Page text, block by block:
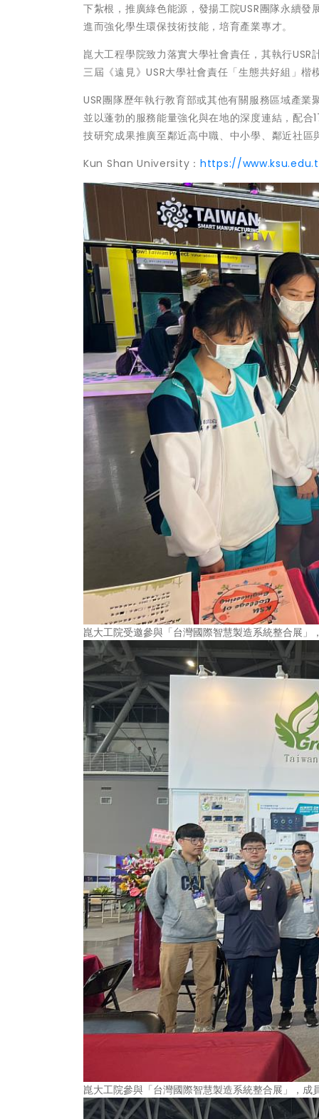
下紮根，推廣綠色能源，發揚工院USR團隊永續
進而強化學生環保技術技能，培育產業專才。
崑大工程學院致力落實大學社會責任，其執行
三屆《遠見》USR大學社會責任「生態共好組」
USR團隊歷年執行教育部或其他有關服務區域產
並以蓬勃的服務能量強化與在地的深度連結，配
技研究成果推廣至鄰近高中職、中小學、鄰近社
Kun Shan University： https://
崑大工院受邀參與「台灣國際智慧製造系統整合展」
崑大工院參與「台灣國際智慧製造系統整合展」，成